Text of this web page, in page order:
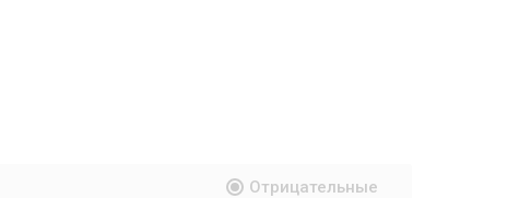
Отрицательные